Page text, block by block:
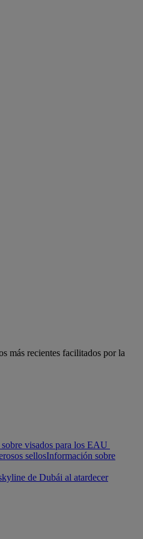
más recientes facilitados por la
visados para los EAU
Información sobre